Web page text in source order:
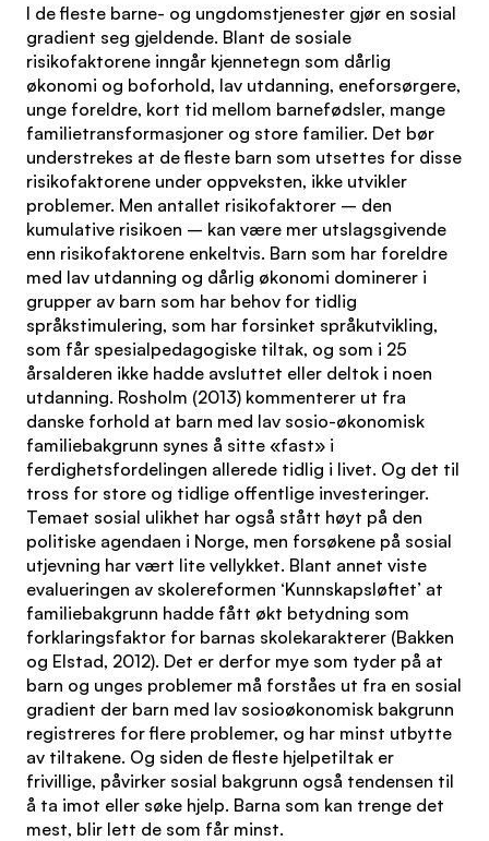
I de fleste barne- og ungdomstjenester gjør en sosial
gradient seg gjeldende. Blant de sosiale
risikofaktorene inngår kjennetegn som dårlig
økonomi og boforhold, lav utdanning, eneforsørgere,
unge foreldre, kort tid mellom barnefødsler, mange
familietransformasjoner og store familier. Det bør
understrekes at de fleste barn som utsettes for disse
risikofaktorene under oppveksten, ikke utvikler
problemer. Men antallet risikofaktorer – den
kumulative risikoen – kan være mer utslagsgivende
enn risikofaktorene enkeltvis. Barn som har foreldre
med lav utdanning og dårlig økonomi dominerer i
grupper av barn som har behov for tidlig
språkstimulering, som har forsinket språkutvikling,
som får spesialpedagogiske tiltak, og som i 25
årsalderen ikke hadde avsluttet eller deltok i noen
utdanning. Rosholm (2013) kommenterer ut fra
danske forhold at barn med lav sosio-økonomisk
familiebakgrunn synes å sitte «fast» i
ferdighetsfordelingen allerede tidlig i livet. Og det til
tross for store og tidlige offentlige investeringer.
Temaet sosial ulikhet har også stått høyt på den
politiske agendaen i Norge, men forsøkene på sosial
utjevning har vært lite vellykket. Blant annet viste
evalueringen av skolereformen ‘Kunnskapsløftet’ at
familiebakgrunn hadde fått økt betydning som
forklaringsfaktor for barnas skolekarakterer (Bakken
og Elstad, 2012). Det er derfor mye som tyder på at
barn og unges problemer må forståes ut fra en sosial
gradient der barn med lav sosioøkonomisk bakgrunn
registreres for flere problemer, og har minst utbytte
av tiltakene. Og siden de fleste hjelpetiltak er
frivillige, påvirker sosial bakgrunn også tendensen til
å ta imot eller søke hjelp. Barna som kan trenge det
mest, blir lett de som får minst.